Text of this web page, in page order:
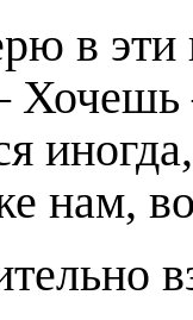
в
Хочешь
нам,